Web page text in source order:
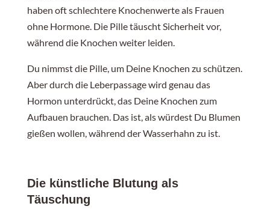
haben oft schlechtere Knochenwerte als Frauen
ohne Hormone. Die Pille täuscht Sicherheit vor,
während die Knochen weiter leiden.
Du nimmst die Pille, um Deine Knochen zu schützen.
Aber durch die Leberpassage wird genau das
Hormon unterdrückt, das Deine Knochen zum
Aufbauen brauchen. Das ist, als würdest Du Blumen
gießen wollen, während der Wasserhahn zu ist.
Die künstliche Blutung als
Täuschung